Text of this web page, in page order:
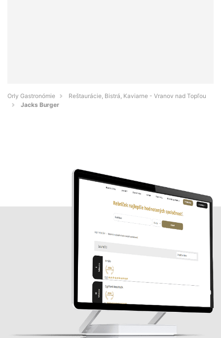
Orly Gastronómie
Reštaurácie, Bistrá, Kaviarne - Vranov nad Topľou
Jacks Burger